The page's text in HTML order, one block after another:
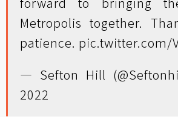
Metropolis together.
patience. pic.twitter.com/
— Sefton Hill
2022